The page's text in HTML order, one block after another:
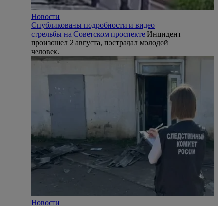
Новости
Опубликованы подробности и видео
стрельбы на Советском проспекте Инцидент
произошел 2 августа, пострадал молодой
человек.
Новости